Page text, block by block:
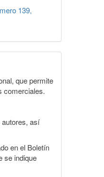
139,
que permite
comerciales.
autores, así
en el Boletín
se indique